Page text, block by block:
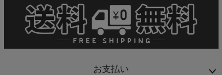
お支払い